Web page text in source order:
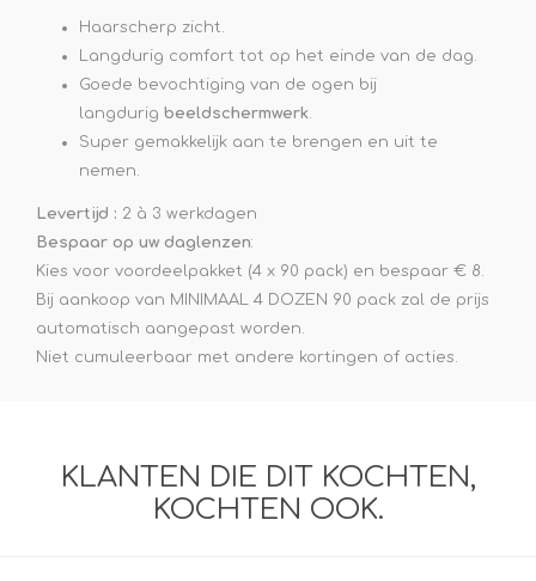
Haarscherp zicht.
Langdurig comfort tot op het einde van de dag.
Goede bevochtiging van de ogen bij
langdurig beeldschermwerk.
Super gemakkelijk aan te brengen en uit te
nemen.
Levertijd : 2 à 3 werkdagen
Bespaar op uw daglenzen:
Kies voor voordeelpakket (4 x 90 pack) en bespaar € 8.
Bij aankoop van MINIMAAL 4 DOZEN 90 pack zal de prijs
automatisch aangepast worden.
Niet cumuleerbaar met andere kortingen of acties.
KLANTEN DIE DIT KOCHTEN,
KOCHTEN OOK.